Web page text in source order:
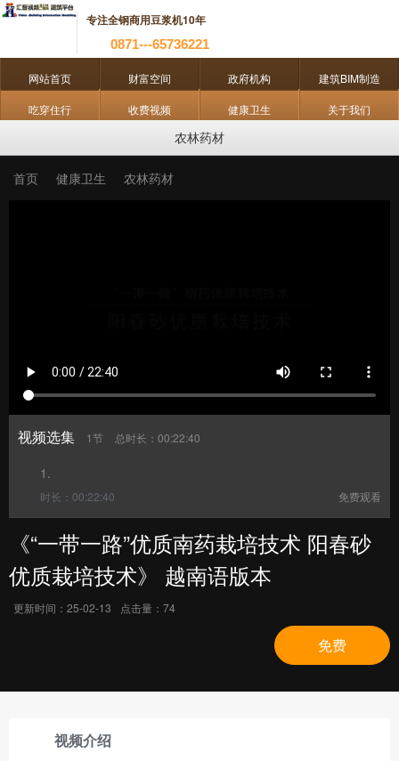
专注全钢商用豆浆机10年
0871---65736221
网站首页 财富空间 政府机构 建筑BIM制造
吃穿住行 收费视频 健康卫生 关于我们
农林药材
首页 健康卫生 农林药材
视频选集 1节 总时长：00:22:40
1.
时长：00:22:40 免费观看
《“一带一路”优质南药栽培技术 阳春砂
优质栽培技术》 越南语版本
更新时间： 25-02-13 点击量： 74
免费
视频介绍